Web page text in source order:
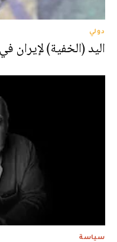
دولي
اليد (الخفية)
سياسة